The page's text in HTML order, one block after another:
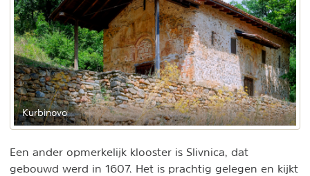
Kurbinovo
Een ander opmerkelijk klooster is Slivnica, dat
gebouwd werd in 1607. Het is prachtig gelegen en kijkt